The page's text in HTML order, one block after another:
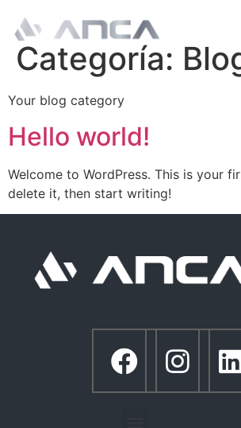
Categoría:
Your blog category
Hello world!
Welcome to WordPress. This is your
delete it, then start writing!